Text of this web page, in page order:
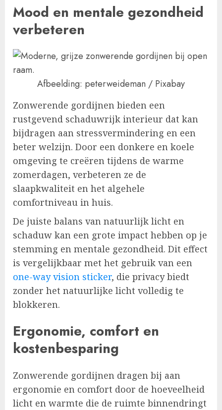
Mood en mentale gezondheid
verbeteren
Afbeelding: peterweideman / Pixabay
Zonwerende gordijnen bieden een
rustgevend schaduwrijk interieur dat kan
bijdragen aan stressvermindering en een
beter welzijn. Door een donkere en koele
omgeving te creëren tijdens de warme
zomerdagen, verbeteren ze de
slaapkwaliteit en het algehele
comfortniveau in huis.
De juiste balans van natuurlijk licht en
schaduw kan een grote impact hebben op je
stemming en mentale gezondheid. Dit effect
is vergelijkbaar met het gebruik van een
one-way vision sticker, die privacy biedt
zonder het natuurlijke licht volledig te
blokkeren.
Ergonomie, comfort en
kostenbesparing
Zonwerende gordijnen dragen bij aan
ergonomie en comfort door de hoeveelheid
licht en warmte die de ruimte binnendringt